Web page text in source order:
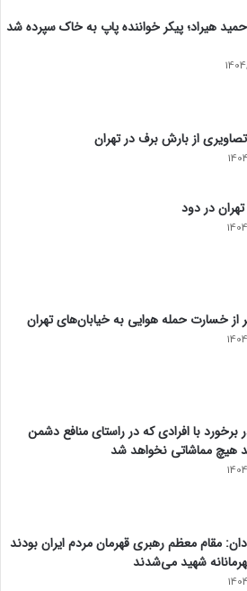
هیراد؛ پیکر خواننده پاپ به خاک سپرده شد
تصاویری از بارش برف در تهران
در دود
برخورد با افرادی که در راستای منافع دشمن
هیچ مماشاتی نخواهد شد
مقام معظم رهبری قهرمان مردم ایران بودند
شهید می‌شدند